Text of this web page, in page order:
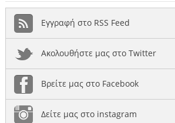
Εγγραφή στο RSS Feed
Ακολουθήστε μας στο Twitter
Βρείτε μας στο Facebook
Δείτε μας στο instagram